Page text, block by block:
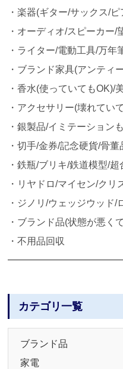
・楽器(ギター/サックス/
・オーディオ/スピーカー/
・ライター/電動工具/万年
・ブランド家具(アンティ
・香水(使っていてもOK)/
・アクセサリー(壊れてい
・銀製品/イミテーション
・切手/金券/記念硬貨/骨
・鉄瓶/ブリキ/鉄道模型/
・リヤドロ/マイセン/クリ
・ジノリ/ウェッジウッド/
・ブランド品(状態が悪く
・不用品回収
カテゴリ一覧
ブランド品
家電